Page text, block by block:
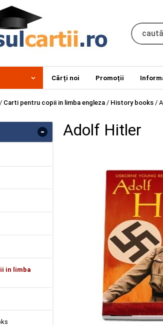
Cărți noi Promoții
/ Carti pentru copii in limba engleza / History books /
-
in limba
Adolf Hitler